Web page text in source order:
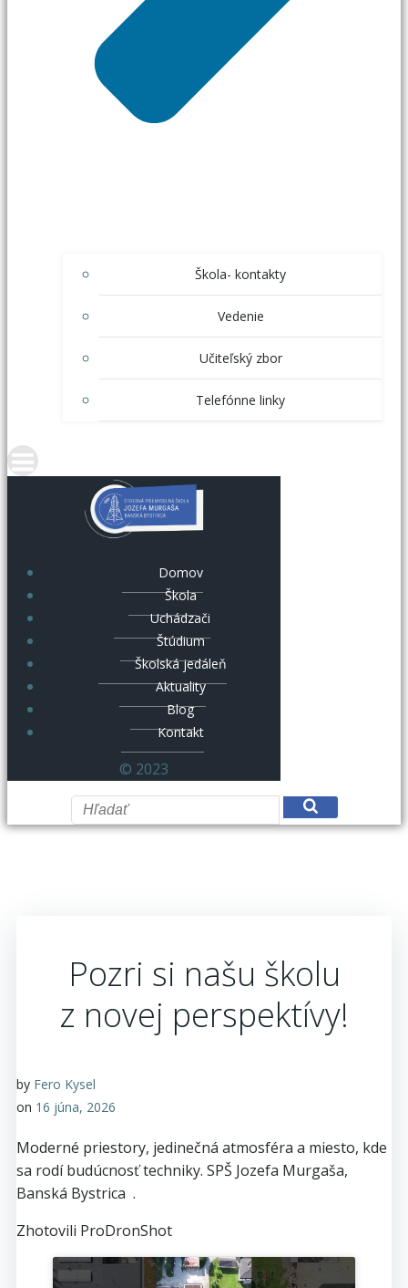
Škola- kontakty
Vedenie
Učiteľský zbor
Telefónne linky
Domov
Škola
Uchádzači
Štúdium
Školská jedáleň
Aktuality
Blog
Kontakt
© 2023
Pozri si našu školu
z novej perspektívy!
by Fero Kysel
on 16 júna, 2026
Moderné priestory, jedinečná atmosféra a miesto, kde
sa rodí budúcnosť techniky. SPŠ Jozefa Murgaša,
Banská Bystrica .
Zhotovili ProDronShot